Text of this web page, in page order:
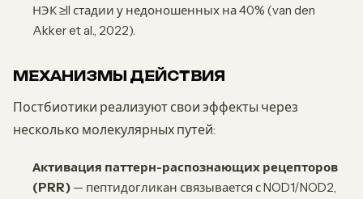
НЭК ≥II стадии у недоношенных на 40% (van den
Akker et al., 2022).
МЕХАНИЗМЫ ДЕЙСТВИЯ
Постбиотики реализуют свои эффекты через
несколько молекулярных путей:
Активация паттерн-распознающих рецепторов
(PRR) — пептидогликан связывается с NOD1/NOD2,